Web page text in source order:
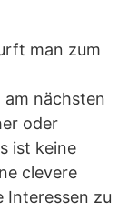
man zum
nächsten
oder
ist keine
clevere
Interessen zu